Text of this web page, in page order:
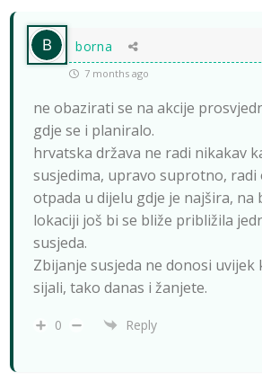
borna
7 months ago
ne obazirati se na akcije
gdje se i planiralo.
hrvatska država ne radi nikakav
susjedima, upravo suprotno, radi
otpada u dijelu gdje je najšira,
lokaciji još bi se bliže približila
susjeda.
Zbijanje susjeda ne donosi
sijali, tako danas i žanjete.
0 Reply